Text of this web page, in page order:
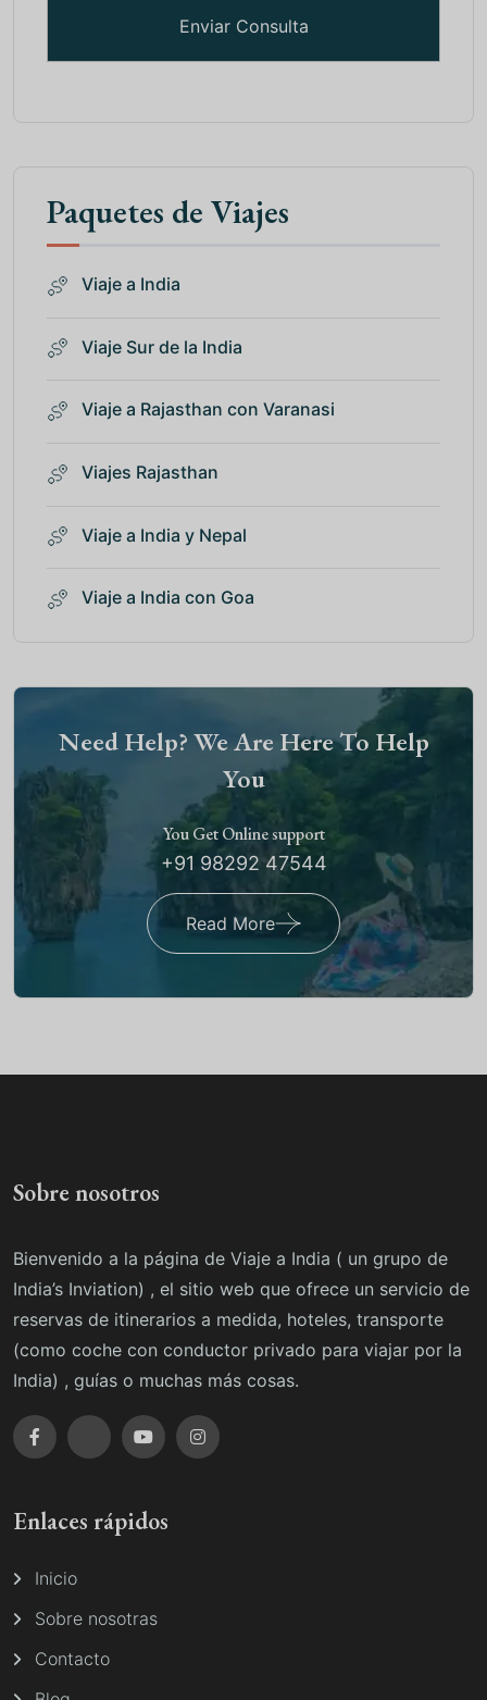
Paquetes de Viajes
Viaje a India
Viaje Sur de la India
Viaje a Rajasthan con Varanasi
Viajes Rajasthan
Viaje a India y Nepal
Viaje a India con Goa
Need Help? We Are Here To Help
You
You Get Online support
+91 98292 47544
Read More
Sobre nosotros
Bienvenido a la página de Viaje a India ( un grupo de
India’s Inviation) , el sitio web que ofrece un servicio de
reservas de itinerarios a medida, hoteles, transporte
(como coche con conductor privado para viajar por la
India) , guías o muchas más cosas.
Enlaces rápidos
Inicio
Sobre nosotras
Contacto